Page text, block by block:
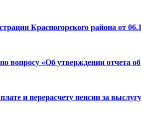
Красногорского района от
«Об утверждении отчета
и перерасчету пенсии за